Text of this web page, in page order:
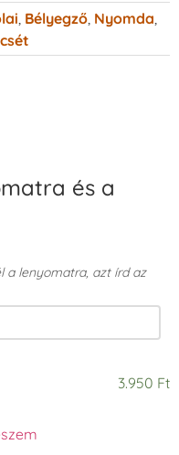
Bélyegző Nyomda
és a
a lenyomatra, azt írd az
3.950 Ft